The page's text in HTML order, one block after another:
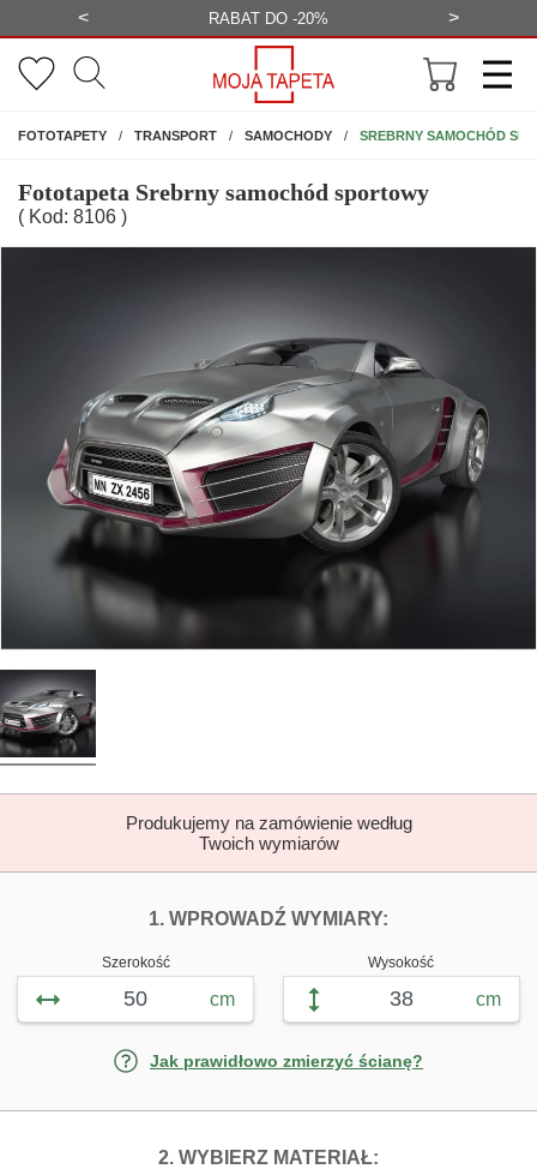
< BEZPŁATNA WIZUALIZACJA >
FOTOTAPETYNA ŚCIANĘ
TRANSPORT SAMOCHODY SREBRNY SAMOCHÓD
Fototapeta Srebrny samochód sportowy
( Kod: 8106 )
Produkujemy na zamówienie według
Twoich wymiarów
1. WPROWADŹ WYMIARY:
Szerokość
cm
Wysokość
cm
Jak prawidłowo zmierzyć ścianę?
2. WYBIERZ MATERIAŁ: